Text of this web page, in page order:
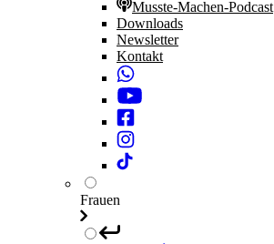
Musste-Machen-Podcast
Downloads
Newsletter
Kontakt
Frauen